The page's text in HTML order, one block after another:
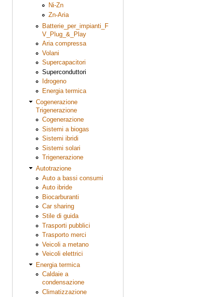
Ni-Zn
Zn-Aria
Batterie_per_impianti_F
V_Plug_&_Play
Aria compressa
Volani
Supercapacitori
Superconduttori
Idrogeno
Energia termica
Cogenerazione
Trigenerazione
Cogenerazione
Sistemi a biogas
Sistemi ibridi
Sistemi solari
Trigenerazione
Autotrazione
Auto a bassi consumi
Auto ibride
Biocarburanti
Car sharing
Stile di guida
Trasporti pubblici
Trasporto merci
Veicoli a metano
Veicoli elettrici
Energia termica
Caldaie a
condensazione
Climatizzazione